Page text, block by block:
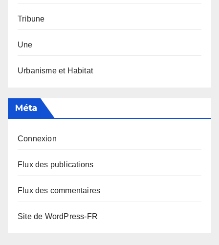
Tribune
Une
Urbanisme et Habitat
Méta
Connexion
Flux des publications
Flux des commentaires
Site de WordPress-FR